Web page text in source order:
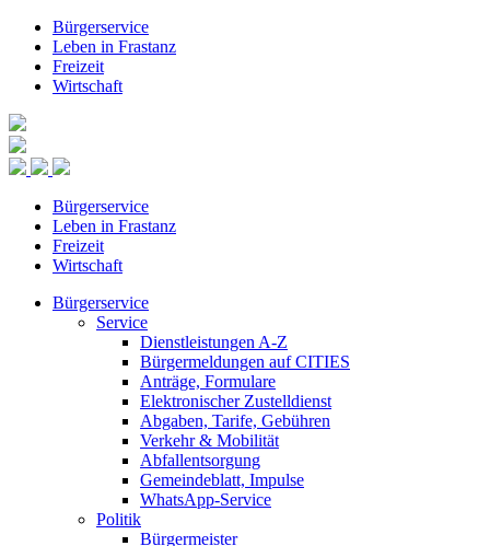
Bürgerservice
Leben in Frastanz
Freizeit
Wirtschaft
Bürgerservice
Leben in Frastanz
Freizeit
Wirtschaft
Bürgerservice
Service
Dienstleistungen A-Z
Bürgermeldungen auf CITIES
Anträge, Formulare
Elektronischer Zustelldienst
Abgaben, Tarife, Gebühren
Verkehr & Mobilität
Abfallentsorgung
Gemeindeblatt, Impulse
WhatsApp-Service
Politik
Bürgermeister